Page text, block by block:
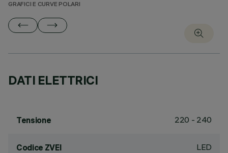
GRAFICI E CURVE POLARI
DATI ELETTRICI
Tensione 220 - 240
Codice ZVEI LED